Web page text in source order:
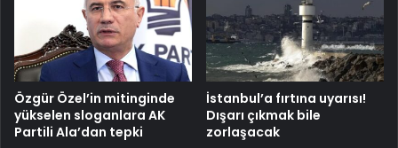
Özgür Özel’in mitinginde
yükselen sloganlara AK
Partili Ala’dan tepki
İstanbul’a fırtına uyarısı!
Dışarı çıkmak bile
zorlaşacak